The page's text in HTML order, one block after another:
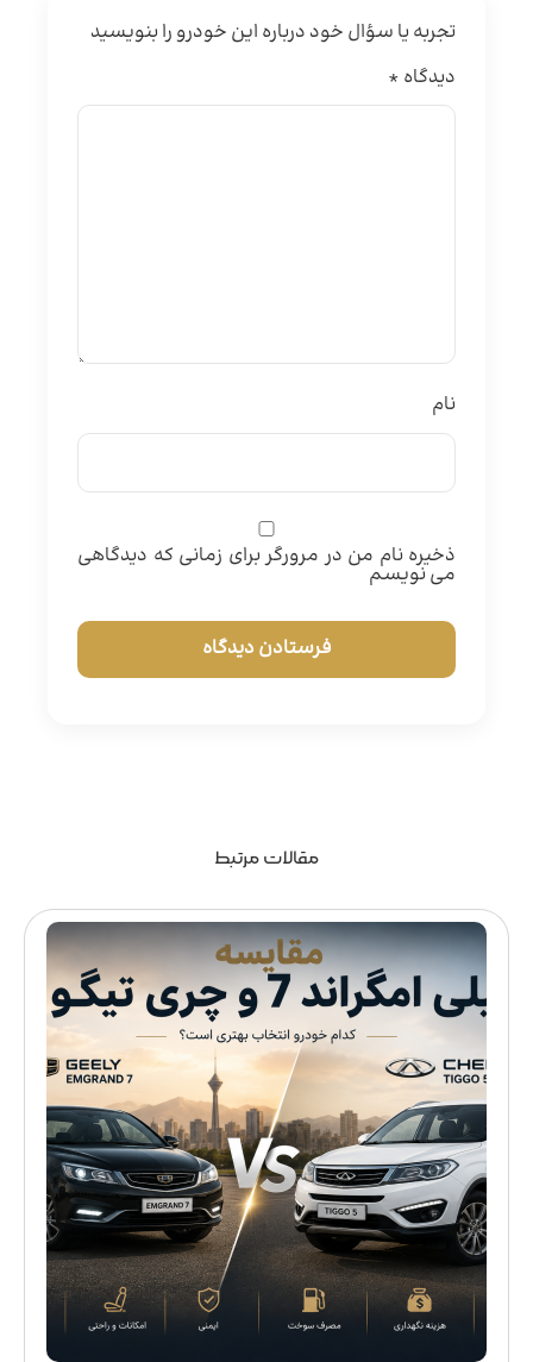
تجربه یا سؤال خود درباره این خودرو را بنویسید
دیدگاه *
نام
ذخیره نام من در مرورگر برای زمانی که دیدگاهی
می نویسم
مقالات مرتبط